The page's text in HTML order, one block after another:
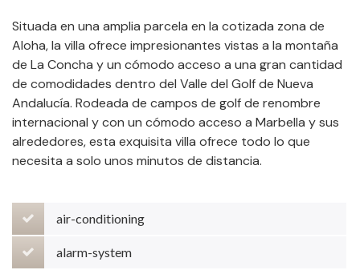
Situada en una amplia parcela en la cotizada zona de
Aloha, la villa ofrece impresionantes vistas a la montaña
de La Concha y un cómodo acceso a una gran cantidad
de comodidades dentro del Valle del Golf de Nueva
Andalucía. Rodeada de campos de golf de renombre
internacional y con un cómodo acceso a Marbella y sus
alrededores, esta exquisita villa ofrece todo lo que
necesita a solo unos minutos de distancia.
air-conditioning
alarm-system